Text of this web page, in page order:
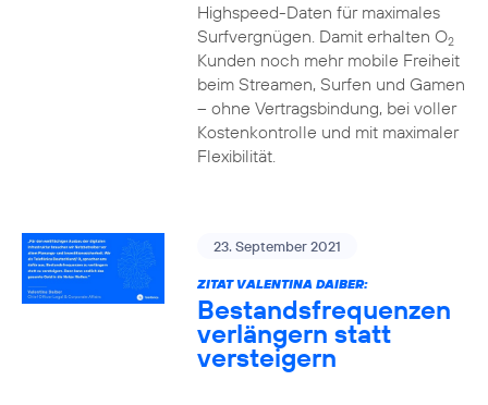
Highspeed-Daten für maximales
Surfvergnügen. Damit erhalten O2
Kunden noch mehr mobile Freiheit
beim Streamen, Surfen und Gamen
– ohne Vertragsbindung, bei voller
Kostenkontrolle und mit maximaler
Flexibilität.
23. September 2021
ZITAT VALENTINA DAIBER:
Bestandsfrequenzen
verlängern statt
versteigern